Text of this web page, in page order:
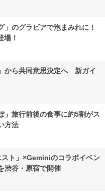
」のグラビアで泡まみれに！
場！
から共同意思決定へ 新ガイ
」旅行前後の食事に約5割がス
方法
ト」×Geminiのコラボイベン
渋谷・原宿で開催